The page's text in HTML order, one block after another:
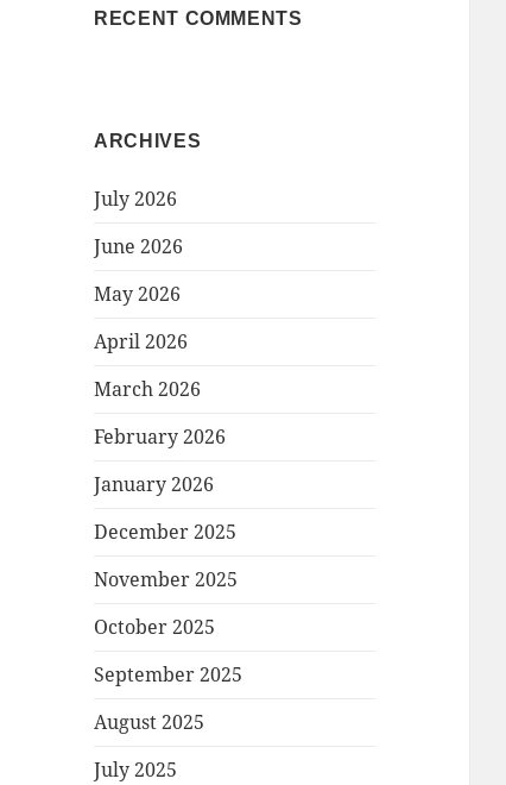
RECENT COMMENTS
ARCHIVES
July 2026
June 2026
May 2026
April 2026
March 2026
February 2026
January 2026
December 2025
November 2025
October 2025
September 2025
August 2025
July 2025